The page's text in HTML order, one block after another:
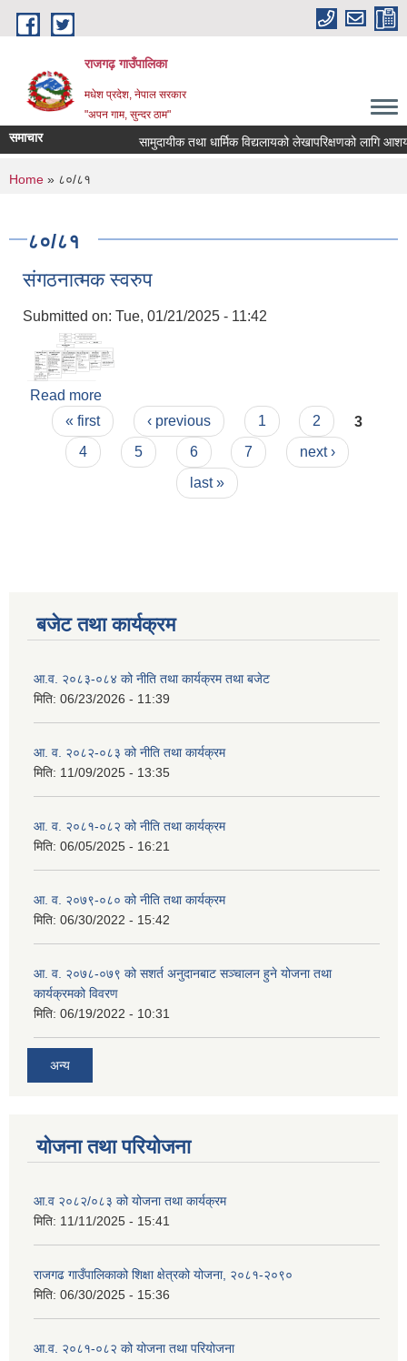
Skip to main content
राजगढ़ गाउँपालिका
मधेश प्रदेश, नेपाल सरकार
"अपन गाम, सुन्दर ठाम"
समाचार सामुदायीक तथा धार्मिक विद्यलायको लेखापरिक्षणको लागि
You are here
Home » ८०/८१
८०/८१
संगठनात्मक स्वरुप
Submitted on: Tue, 01/21/2025 - 11:42
Read more
Pages
« first ‹ previous 1 2
3
4
5 6 7
next ›
last »
बजेट तथा कार्यक्रम
आ.व. २०८३-०८४ को नीति तथा कार्यक्रम तथा बजेट
मिति: 06/23/2026 - 11:39
आ. व. २०८२-०८३ को नीति तथा कार्यक्रम
मिति: 11/09/2025 - 13:35
आ. व. २०८१-०८२ को नीति तथा कार्यक्रम
मिति: 06/05/2025 - 16:21
आ. व. २०७९-०८० को नीति तथा कार्यक्रम
मिति: 06/30/2022 - 15:42
आ. व. २०७८-०७९ को सशर्त अनुदानबाट सञ्चालन हुने योजना तथा
कार्यक्रमको विवरण
मिति: 06/19/2022 - 10:31
अन्य
योजना तथा परियोजना
आ.व २०८२/०८३ को योजना तथा कार्यक्रम
मिति: 11/11/2025 - 15:41
राजगढ गाउँपालिकाको शिक्षा क्षेत्रको योजना, २०८१-२०९०
मिति: 06/30/2025 - 15:36
आ.व. २०८१-०८२ को योजना तथा परियोजना